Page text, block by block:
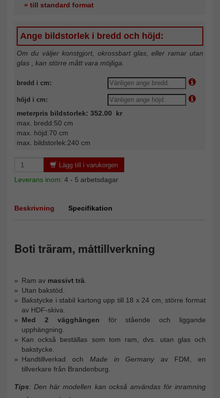
» till standard format
Ange bildstorlek i bredd och höjd:
Om du väljer konstgjort, okrossbart glas, eller ramar utan
glas , kan större mått vara möjliga.
bredd i cm:
höjd i cm:
meterpris bildstorlek: 352.00 kr
max. bredd:50 cm
max. höjd:70 cm
max. bildstorlek:240 cm
Lägg till i varukorgen
Leverans inom: 4 - 5 arbetsdagar
Beskrivning Specifikation
Boti träram, måttillverkning
Ram av massivt trä
Utan bakstöd.
Bakstycke i stabil kartong upp till 18 x 24 cm, större format
av HDF-skiva.
Med 2 vägghängen för stående och liggande
upphängning.
Kan också beställas som tom ram, dvs. utan glas och
bakstycke.
Handtillverkad och Made in Germanyav FDM, en
tillverkare från Brandenburg.
Tips: Den här modellen kan också användas för inramning